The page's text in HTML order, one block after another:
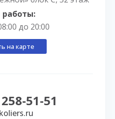
работы:
до 20:00
на карте
51-51